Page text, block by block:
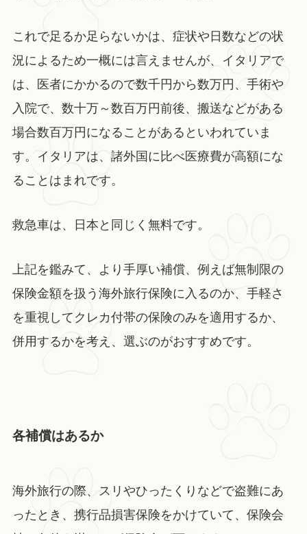
これで足るか足らないかは、症状や日数などの状
況によるため一概には言えませんが、イタリアで
は、医者にかかるので数千円から数万円、手術や
入院で、数十万～数百万円前後、搬送などがある
場合数百万円になることがあるといわれていま
す。イタリアは、諸外国に比べ医療費が高額にな
ることはまれです。
救急車は、日本と同じく無料です。
上記を鑑みて、より手厚い補償、例えば無制限の
保険金額を扱う海外旅行保険に入るのか、手軽さ
を重視してクレカ付帯の保険のみを適用するか、
併用するかを考え、選ぶのがおすすめです。
各補償はあるか
海外旅行の際、スリやひったくりなどで盗難にあ
ったとき、携行品損害保険をかけていて、保険会